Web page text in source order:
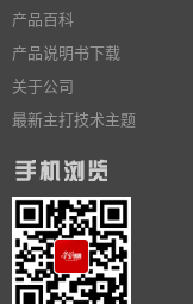
产品百科
产品说明书下载
关于公司
最新主打技术主题